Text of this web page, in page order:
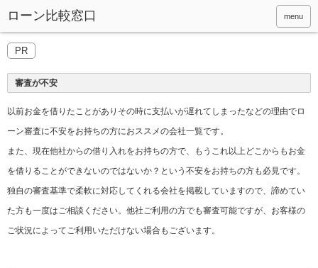
menu
PR
審査が不安
以前お金を借りたことがありその時に支払いが遅れてしまったなどの理由でロ
ーン審査に不安をお持ちの方におススメの会社一覧です。
また、現在他社からの借り入れをお持ちの方で、もうこれ以上どこからもお金
を借りることができないのではないか？という不安をお持ちの方も必見です。
独自の審査基準で柔軟に対応してくれる会社を掲載していますので、諦めてい
た方も一度はご相談ください。他社ご利用の方でも審査可能ですが、お客様の
ご状況によってご利用いただけない場合もございます。